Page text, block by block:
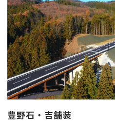
豊野石・吉舗装